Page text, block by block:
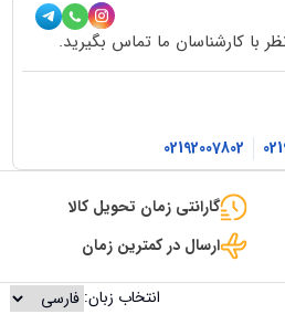
با کارشناسان ما تماس بگیرید.
02192007802
گارانتی زمان تحویل کالا
ارسال در کمترین زمان
انتخاب زبان: